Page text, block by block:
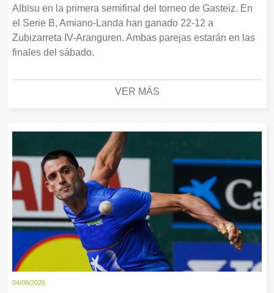
Albisu en la primera semifinal del torneo de Gasteiz. En
el Serie B, Amiano-Landa han ganado 22-12 a
Zubizarreta IV-Aranguren. Ambas parejas estarán en las
finales del sábado.
VER MÁS
04/08/2026